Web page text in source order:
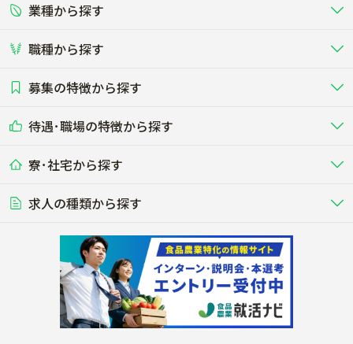
関東
東海
正社員 バイト・アルバイト・パート
短期アルバイト
その他（独立・副業など）
業種から探す
畜産（酪農･肉牛･養豚･養鶏など）
酪農
する牧場
養豚
る養豚場
レースで活躍する馬の手入れや子馬
その他畜産
その他動物の畜産業（羊、ウズラな
ど）
畑・圃場で野菜・穀物を生産 ビニールハウスで多様な野菜の生産
稲作
ビニールハウスで観賞用植物の栽
植物工場
環境制御された工場で野菜の生産管
理
農業資材･肥料
農場設備・肥料・飼料の生産・流
農業用の機械・機材の開発・販
流通･商社
農産物・農産品の物流・卸し・輸出
入
製造･加工･販売 福祉
その他業種
木材の植林・伐採・加工、または
漁業･養殖
魚介類の採捕・養殖、または水産加
工場
職種から探す
農場･牧場･現場職
専門職（獣医師･人工授精師･
研究･開発 WEB･IT
その他職種
募集の特徴から探す
未経験歓迎
学歴不問
50代採用実績あり
AT免許OK
内定まで最短1週間 管理者･幹部採用
待遇･職場の特徴から探す
社会保険完備
食事補助あり
年間休日100日以上
経験者優遇 独立支援可能
寮･社宅から探す
単身寮あり
寮･社宅相談可
求人の種類から探す
転職おまかせ求人